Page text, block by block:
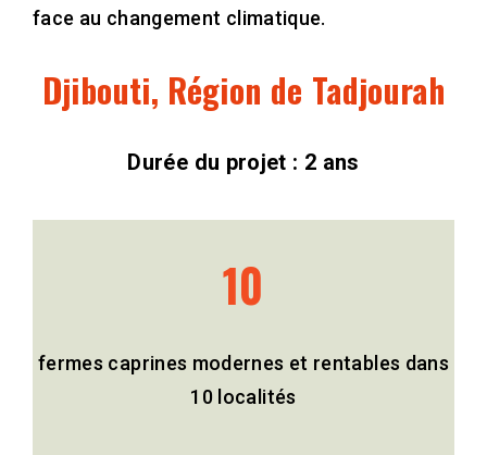
face au changement climatique.
Djibouti, Région de Tadjourah
Durée du projet : 2 ans
10
fermes caprines modernes et rentables dans
10 localités